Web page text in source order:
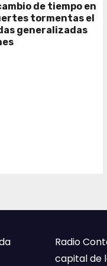
de tiempo en
tormentas el
generalizadas
Radio
capital de